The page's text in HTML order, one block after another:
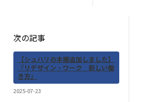
次の記事
【シュハリの本棚追加しました】
『リデザイン・ワーク 新しい働
き方』
2025-07-23